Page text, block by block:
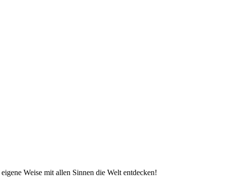
Weise mit allen Sinnen die Welt entdecken!